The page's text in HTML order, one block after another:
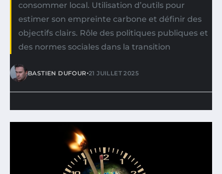
consommer local. Utilisation d’outils pour
estimer son empreinte carbone et définir des
objectifs clairs. Rôle des politiques publiques et
des normes sociales dans la transition
BASTIEN DUFOUR•21 JUILLET 2025